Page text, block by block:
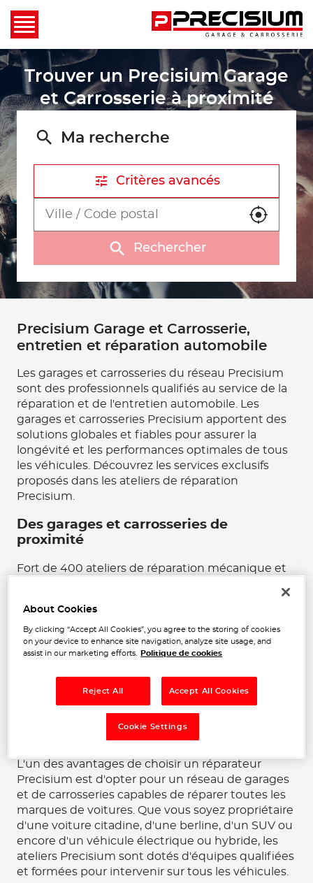
Trouver un Precisium Garage
et Carrosserie à proximité
Ma recherche
Critères avancés
Utiliser
Rechercher
Precisium Garage et Carrosserie,
entretien et réparation automobile
Les garages et carrosseries du réseau Precisium
sont des professionnels qualifiés au service de la
réparation et de l'entretien automobile. Les
garages et carrosseries Precisium apportent des
solutions globales et fiables pour assurer la
longévité et les performances optimales de tous
les véhicules. Découvrez les services exclusifs
proposés dans les ateliers de réparation
Precisium.
Des garages et carrosseries de
proximité
Fort de 400 ateliers de réparation mécanique et
trouverez toujours un garage ou une carrosserie
Precisium près de chez vous. Les réparateurs
Precisium offrent une gamme complète de
services allant de l'entretien régulier aux
réparations les plus complexes et techniques.
Faites confiance à nos garagistes et carrossiers
pour l'entretien de vos véhicules.
L'un des avantages de choisir un réparateur
Precisium est d'opter pour un réseau de garages
et de carrosseries capables de réparer toutes les
marques de voitures. Que vous soyez propriétaire
d'une voiture citadine, d'une berline, d'un SUV ou
encore d'un véhicule électrique ou hybride, les
ateliers Precisium sont dotés d'équipes qualifiées
et formées pour intervenir sur tous les véhicules.
About Cookies
By clicking “Accept All Cookies”, you agree to the storing of cookies
on your device to enhance site navigation, analyze site usage, and
assist in our marketing efforts.
Politique de cookies
Reject All Accept All Cookies
Cookie Settings